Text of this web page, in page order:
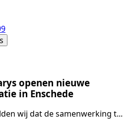
openen nieuwe
in Enschede
wij dat de samenwerking t...